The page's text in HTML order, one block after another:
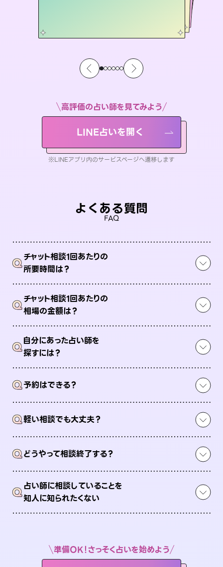
高評価の占い師を見てみよう
LINE占いを開く
※LINEアプリ内のサービスページへ遷移します
よくある質問
FAQ
Qチャット相談1回あたりの
所要時間は？
Qチャット相談1回あたりの
相場の金額は？
Q自分にあった占い師を
探すには？
Q予約はできる？
Q軽い相談でも大丈夫？
Qどうやって相談終了する？
Q占い師に相談していることを
知人に知られたくない
準備OK！さっそく占いを始めよう